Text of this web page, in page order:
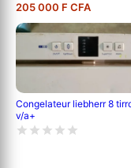
205 000 F CFA
Congelateur liebherr 8 tirroirs 220
v/a+